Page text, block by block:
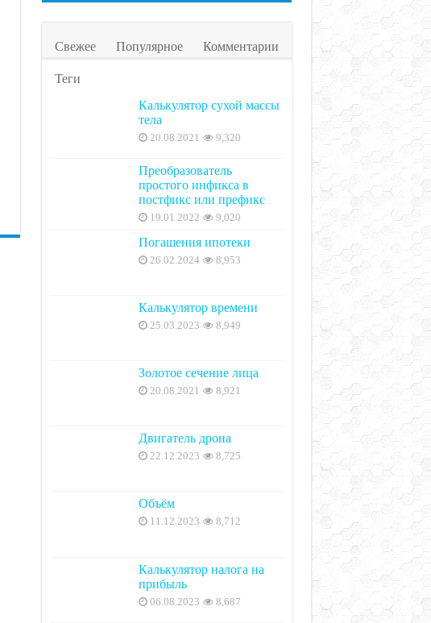
Свежее Популярное Комментарии
Теги
Калькулятор сухой массы
тела
20.08.2021 9,320
Преобразователь
простого инфикса в
постфикс или префикс
19.01.2022 9,020
Погашения ипотеки
26.02.2024 8,953
Калькулятор времени
25.03.2023 8,949
Золотое сечение лица
20.08.2021 8,921
Двигатель дрона
22.12.2023 8,725
Объём
11.12.2023 8,712
Калькулятор налога на
прибыль
06.08.2023 8,687